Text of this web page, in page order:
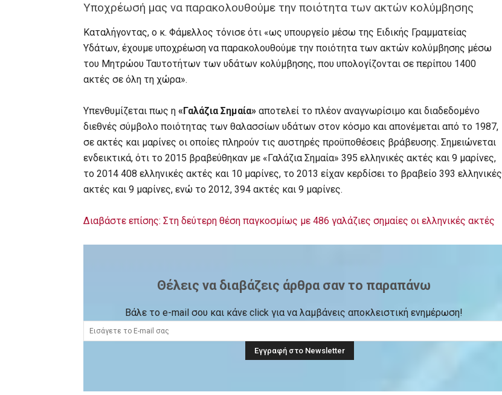
Υποχρέωσή μας να παρακολουθούμε την ποιότητα των ακτών κολύμβησης
Καταλήγοντας, ο κ. Φάμελλος τόνισε ότι «ως υπουργείο μέσω της Ειδικής Γραμματείας
Υδάτων, έχουμε υποχρέωση να παρακολουθούμε την ποιότητα των ακτών κολύμβησης μέσω
του Μητρώου Ταυτοτήτων των υδάτων κολύμβησης, που υπολογίζονται σε περίπου 1400
ακτές σε όλη τη χώρα».
Υπενθυμίζεται πως η «Γαλάζια Σημαία» αποτελεί το πλέον αναγνωρίσιμο και διαδεδομένο
διεθνές σύμβολο ποιότητας των θαλασσίων υδάτων στον κόσμο και απονέμεται από το 1987,
σε ακτές και μαρίνες οι οποίες πληρούν τις αυστηρές προϋποθέσεις βράβευσης. Σημειώνεται
ενδεικτικά, ότι το 2015 βραβεύθηκαν με «Γαλάζια Σημαία» 395 ελληνικές ακτές και 9 μαρίνες,
το 2014 408 ελληνικές ακτές και 10 μαρίνες, το 2013 είχαν κερδίσει το βραβείο 393 ελληνικές
ακτές και 9 μαρίνες, ενώ το 2012, 394 ακτές και 9 μαρίνες.
Διαβάστε επίσης: Στη δεύτερη θέση παγκοσμίως με 486 γαλάζιες σημαίες οι ελληνικές ακτές
Θέλεις να διαβάζεις άρθρα σαν το παραπάνω
Βάλε το e-mail σου και κάνε click για να λαμβάνεις αποκλειστική ενημέρωση!